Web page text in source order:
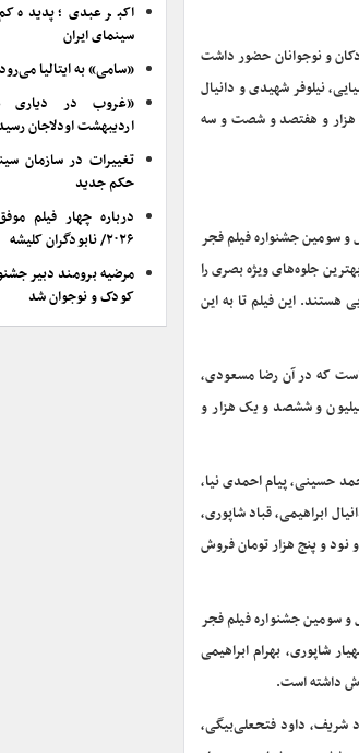
و نوجوانان حضور داشت
نیلوفر شهیدی و دانیال
و پانصد و چهل و دو هزار و هفتصد و شصت و سه
سومین جشنواره فیلم فجر
بهترین جلوه‌های ویژه بصری را
هستند. این فیلم تا به این
است که در آن رضا مسعودی،
یزدی بازی کرده‌اند. این فیلم با فروش ۵۶۶ بلیت، سی و چهار میلیون و ششصد و یک هزار و
نونهالی، حسین محمد حسینی، پیام احمدی نیا،
ابراهیمی، قباد شاپوری،
بیست و هفت میلیون و نهصد و نود و پنج هزار تومان فروش
و سومین جشنواره فیلم فجر
شاپوری، بهرام ابراهیمی
شریف، داود فتحعلی‌بیگی،
اکبر عبدی؛ پدیده
سینمای ایران
«سامی» به ایتالیا می‌رود
«غروب در دیاری
اردیبهشت اودلاجان
تغییرات در سازمان
حکم جدید
درباره چهار فیلم
۲۰۲۶/ نابودگران کلیشه
مرضیه برومند دبیر
کودک و نوجوان شد